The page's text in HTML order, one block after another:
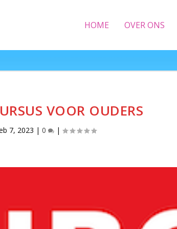
HOME OVER ONS
VOOR OUDERS
7, 2023 |0 |